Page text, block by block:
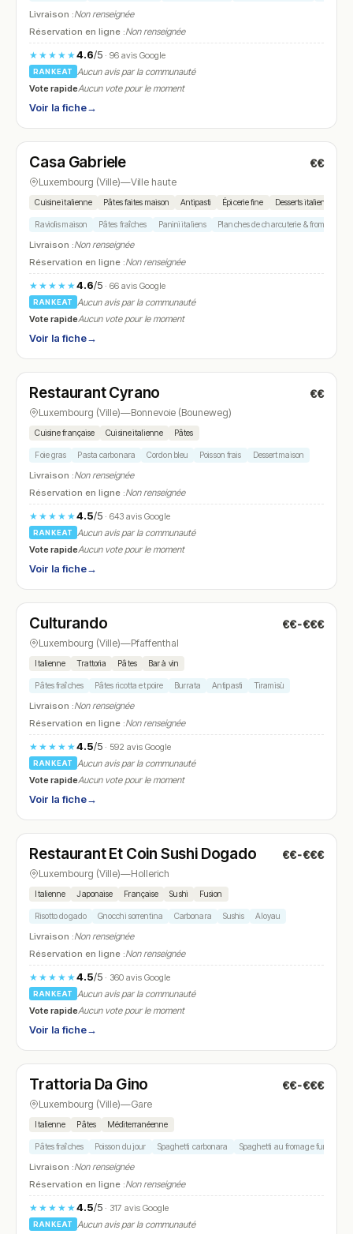
Livraison :Non renseignée
Réservation en ligne :Non renseignée
★★★★★4.6/5· 96 avis Google
RANKEAT
Aucun avis par la communauté
Vote rapideAucun vote pour le moment
Voir la fiche→
N° 22
Casa Gabriele €€
Luxembourg (Ville)—Ville haute
Cuisine italienne Pâtes faites maison Antipasti Épicerie fine Desserts italiens
Raviolis maison Pâtes fraîches Panini italiens Planches de charcuterie & fromages
Livraison :Non renseignée
Réservation en ligne :Non renseignée
★★★★★4.6/5· 66 avis Google
RANKEAT
Aucun avis par la communauté
Vote rapideAucun vote pour le moment
Voir la fiche→
N° 23
Restaurant Cyrano €€
Luxembourg (Ville)—Bonnevoie (Bouneweg)
Cuisine française Cuisine italienne Pâtes
Foie gras Pasta carbonara Cordon bleu Poisson frais Dessert maison
Livraison :Non renseignée
Réservation en ligne :Non renseignée
★★★★★4.5/5· 643 avis Google
RANKEAT
Aucun avis par la communauté
Vote rapideAucun vote pour le moment
Voir la fiche→
N° 24
Culturando €€-€€€
Luxembourg (Ville)—Pfaffenthal
Italienne Trattoria Pâtes Bar à vin
Pâtes fraîches Pâtes ricotta et poire Burrata Antipasti Tiramisù
Livraison :Non renseignée
Réservation en ligne :Non renseignée
★★★★★4.5/5· 592 avis Google
RANKEAT
Aucun avis par la communauté
Vote rapideAucun vote pour le moment
Voir la fiche→
N° 25
Restaurant Et Coin Sushi Dogado €€-€€€
Luxembourg (Ville)—Hollerich
Italienne Japonaise Française Sushi Fusion
Risotto dogado Gnocchi sorrentina Carbonara Sushis Aloyau
Livraison :Non renseignée
Réservation en ligne :Non renseignée
★★★★★4.5/5· 360 avis Google
RANKEAT
Aucun avis par la communauté
Vote rapideAucun vote pour le moment
Voir la fiche→
N° 26
Trattoria Da Gino €€-€€€
Luxembourg (Ville)—Gare
Italienne Pâtes Méditerranéenne
Pâtes fraîches Poisson du jour Spaghetti carbonara Spaghetti au fromage fumé
Livraison :Non renseignée
Réservation en ligne :Non renseignée
★★★★★4.5/5· 317 avis Google
RANKEAT
Aucun avis par la communauté